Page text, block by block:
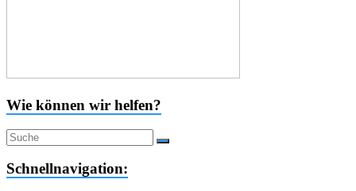
Wie können wir helfen?
Schnellnavigation: